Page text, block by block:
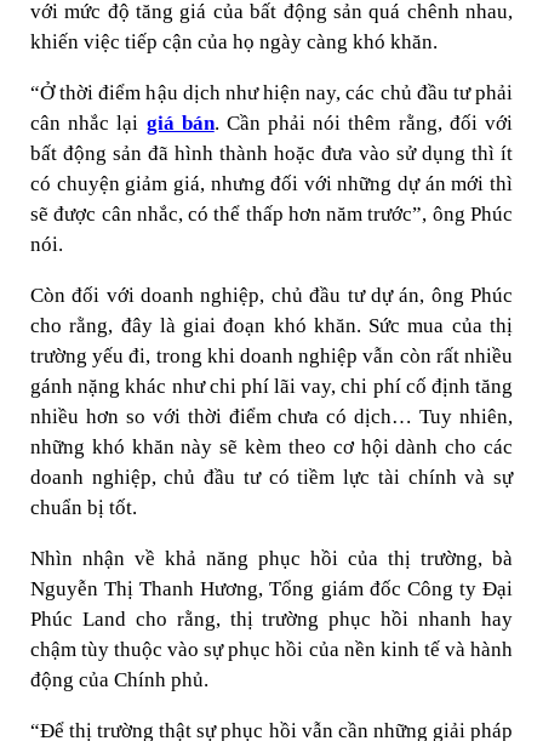
với mức độ tăng giá của bất động sản quá chênh nhau,
khiến việc tiếp cận của họ ngày càng khó khăn.
“Ở thời điểm hậu dịch như hiện nay, các chủ đầu tư phải
cân nhắc lại giá bán. Cần phải nói thêm rằng, đối với
bất động sản đã hình thành hoặc đưa vào sử dụng thì ít
có chuyện giảm giá, nhưng đối với những dự án mới thì
sẽ được cân nhắc, có thể thấp hơn năm trước”, ông Phúc
nói.
Còn đối với doanh nghiệp, chủ đầu tư dự án, ông Phúc
cho rằng, đây là giai đoạn khó khăn. Sức mua của thị
trường yếu đi, trong khi doanh nghiệp vẫn còn rất nhiều
gánh nặng khác như chi phí lãi vay, chi phí cố định tăng
nhiều hơn so với thời điểm chưa có dịch… Tuy nhiên,
những khó khăn này sẽ kèm theo cơ hội dành cho các
doanh nghiệp, chủ đầu tư có tiềm lực tài chính và sự
chuẩn bị tốt.
Nhìn nhận về khả năng phục hồi của thị trường, bà
Nguyễn Thị Thanh Hương, Tổng giám đốc Công ty Đại
Phúc Land cho rằng, thị trường phục hồi nhanh hay
chậm tùy thuộc vào sự phục hồi của nền kinh tế và hành
động của Chính phủ.
“Để thị trường thật sự phục hồi vẫn cần những giải pháp